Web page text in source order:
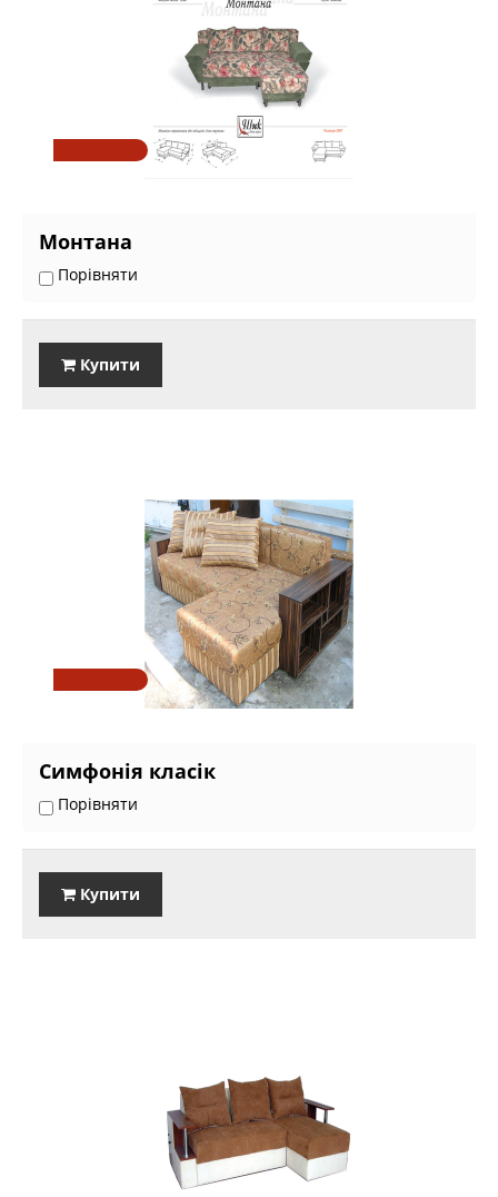
Монтана
Порівняти
Купити
Симфонія класік
Порівняти
Купити